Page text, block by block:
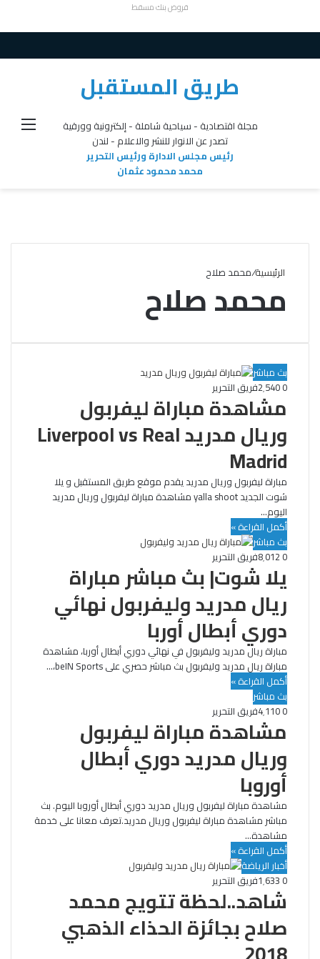
قروض بنك مسقط
طريق المستقبل
مجلة اقتصادية - سياحية شاملة - إلكترونية وورقية
تصدر عن الانوار للنشر والاعلام - لندن
رئيس مجلس الادارة ورئيس التحرير
محمد محمود عثمان
الرئيسية/محمد صلاح
محمد صلاح
بث مباشر
فريق التحرير
0
مشاهدة مباراة ليفربول
وريال مدريد Liverpool vs Real
Madrid
مباراة ليفربول وريال مدريد يقدم موقع طريق المستقبل و يلا
شوت الجديد yalla shoot مشاهدة مباراة ليفربول وريال مدريد
اليوم…
أكمل القراءة »
بث مباشر
فريق التحرير
0
يلا شوت| بث مباشر مباراة
ريال مدريد وليفربول نهائي
دوري أبطال أوربا
مباراة ريال مدريد وليفربول في نهائي دوري أبطال أوربا، مشاهدة
مباراة ريال مدريد وليفربول بث مباشر حصري على beIN Sports،…
أكمل القراءة »
بث مباشر
فريق التحرير
0
مشاهدة مباراة ليفربول
وريال مدريد دوري أبطال
أوروبا
مشاهدة مباراة ليفربول وريال مدريد دوري أبطال أوروبا اليوم. بث
مباشر مشاهدة مباراة ليفربول وريال مدريد.تعرف معانا على خدمة
مشاهدة…
أكمل القراءة »
أخبار الرياضة
فريق التحرير
0
شاهد..لحظة تتويج محمد
صلاح بجائزة الحذاء الذهبي